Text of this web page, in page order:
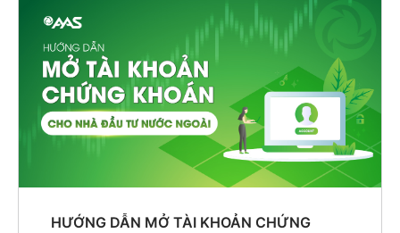
HƯỚNG DẪN MỞ TÀI KHOẢN CHỨNG